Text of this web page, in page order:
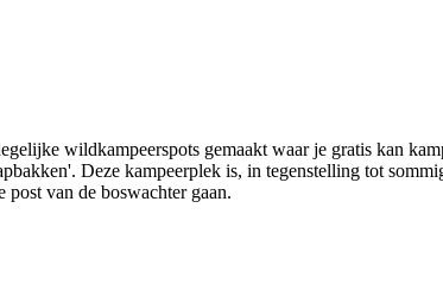
wildkampeerspots gemaakt waar je gratis kan
Deze kampeerplek is, in tegenstelling tot
van de boswachter gaan.